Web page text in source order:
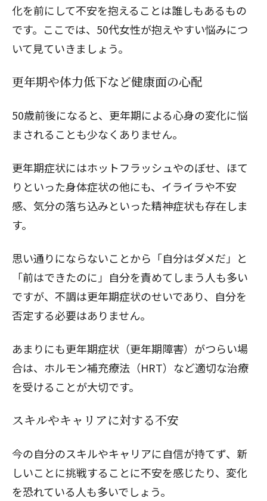
化を前にして不安を抱えることは誰しもあるもの
です。ここでは、50代女性が抱えやすい悩みにつ
いて見ていきましょう。
更年期や体力低下など健康面の心配
50歳前後になると、更年期による心身の変化に悩
まされることも少なくありません。
更年期症状にはホットフラッシュやのぼせ、ほて
りといった身体症状の他にも、イライラや不安
感、気分の落ち込みといった精神症状も存在しま
す。
思い通りにならないことから「自分はダメだ」と
「前はできたのに」自分を責めてしまう人も多い
ですが、不調は更年期症状のせいであり、自分を
否定する必要はありません。
あまりにも更年期症状（更年期障害）がつらい場
合は、 ホルモン補充療法（HRT）など適切な治療
を受けることが大切です。
スキルやキャリアに対する不安
今の自分のスキルやキャリアに自信が持てず、新
しいことに挑戦することに不安を感じたり、変化
を恐れている人も多いでしょう。